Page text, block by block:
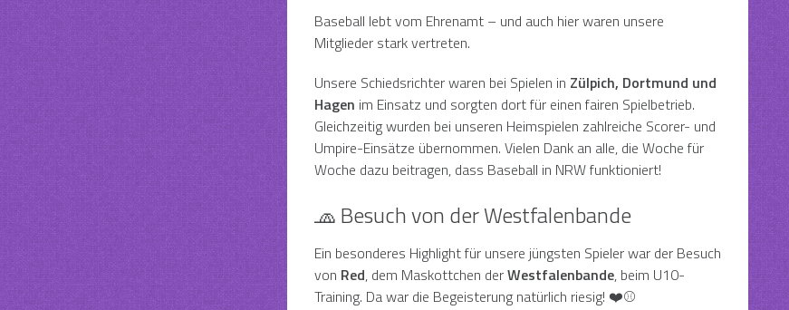
Baseball lebt vom Ehrenamt – und auch hier waren unsere
Mitglieder stark vertreten.
Unsere Schiedsrichter waren bei Spielen in Zülpich, Dortmund und
Hagen im Einsatz und sorgten dort für einen fairen Spielbetrieb.
Gleichzeitig wurden bei unseren Heimspielen zahlreiche Scorer- und
Umpire-Einsätze übernommen. Vielen Dank an alle, die Woche für
Woche dazu beitragen, dass Baseball in NRW funktioniert!
🧢 Besuch von der Westfalenbande
Ein besonderes Highlight für unsere jüngsten Spieler war der Besuch
von Red, dem Maskottchen derWestfalenbande, beim U10-
Training. Da war die Begeisterung natürlich riesig! ❤️⚾